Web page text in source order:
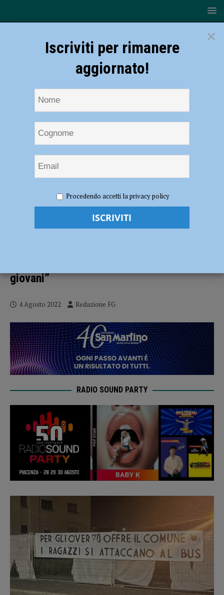
70, Blocco Studentesco: “Nuova giunta da poche settimane e già un
colpo basso ai giovani”
Bus gratis per gli over 70, Blocco
giovani”
4 Agosto 2022 Redazione FG
RADIO SOUND PARTY
×
Iscriviti per rimanere
aggiornato!
Procedendo accetti la privacy policy